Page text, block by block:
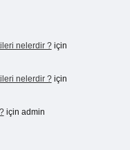
nelerdir ?için
nelerdir ?için
için admin